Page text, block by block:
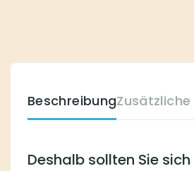
Beschreibung
Deshalb sollten Sie